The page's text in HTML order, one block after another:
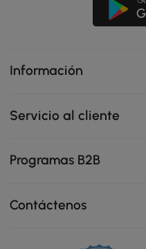
Información
Servicio al cliente
Programas B2B
Contáctenos